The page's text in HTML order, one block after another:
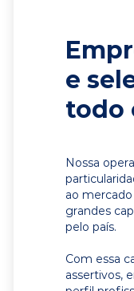
e
todo
Nossa
ao
grandes
pelo país.
Com essa
assertivos,